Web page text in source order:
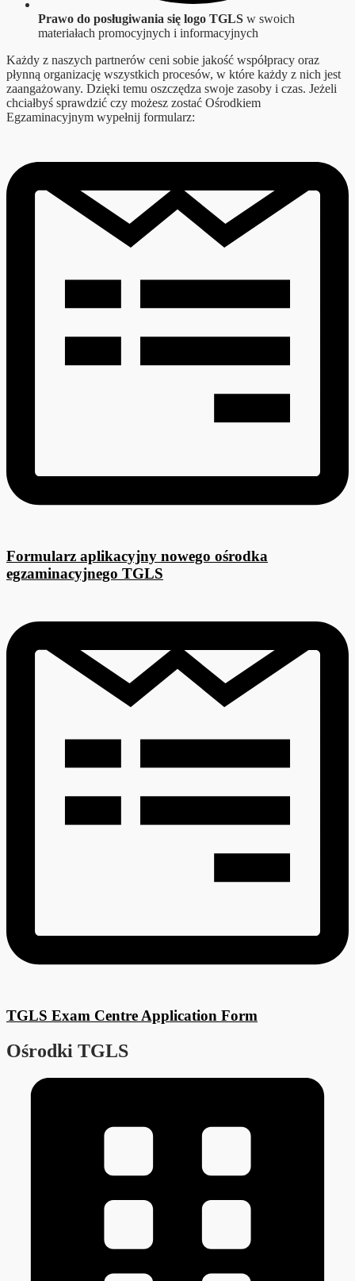
Prawo do posługiwania się logo TGLS w swoich
materiałach promocyjnych i informacyjnych
Każdy z naszych partnerów ceni sobie jakość współpracy oraz
płynną organizację wszystkich procesów, w które każdy z nich jest
zaangażowany. Dzięki temu oszczędza swoje zasoby i czas. Jeżeli
chciałbyś sprawdzić czy możesz zostać Ośrodkiem
Egzaminacyjnym wypełnij formularz:
Formularz aplikacyjny nowego ośrodka
egzaminacyjnego TGLS
TGLS Exam Centre Application Form
Ośrodki TGLS